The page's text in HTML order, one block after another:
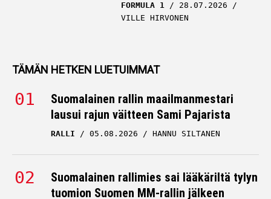
FORMULA 1
28.07.2026
VILLE HIRVONEN
TÄMÄN HETKEN LUETUIMMAT
Suomalainen rallin maailmanmestari
lausui rajun väitteen Sami Pajarista
RALLI 05.08.2026 HANNU SILTANEN
Suomalainen rallimies sai lääkäriltä tylyn
tuomion Suomen MM-rallin jälkeen